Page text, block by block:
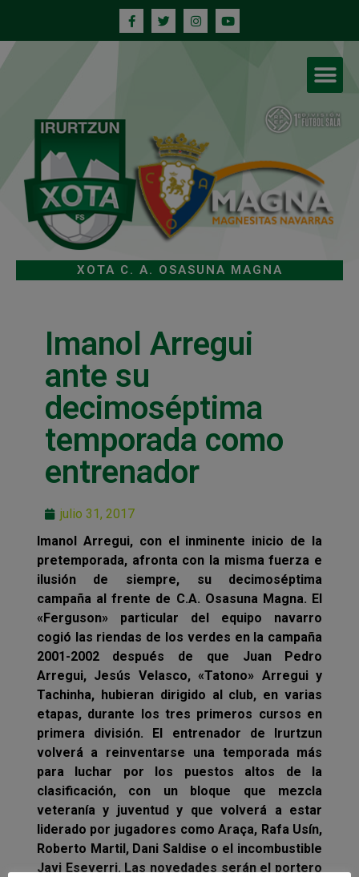
XOTA C. A. OSASUNA MAGNA
Imanol Arregui
ante su
decimoséptima
temporada como
entrenador
julio 31, 2017
Imanol Arregui, con el inminente inicio de la
pretemporada, afronta con la misma fuerza e
ilusión de siempre, su decimoséptima
campaña al frente de C.A. Osasuna Magna. El
«Ferguson» particular del equipo navarro
cogió las riendas de los verdes en la campaña
2001-2002 después de que Juan Pedro
Arregui, Jesús Velasco, «Tatono» Arregui y
Tachinha, hubieran dirigido al club, en varias
etapas, durante los tres primeros cursos en
primera división. El entrenador de Irurtzun
volverá a reinventarse una temporada más
para luchar por los puestos altos de la
clasificación, con un bloque que mezcla
veteranía y juventud y que volverá a estar
liderado por jugadores como Araça, Rafa Usín,
Roberto Martil, Dani Saldise o el incombustible
Javi Eseverri. Las novedades serán el portero